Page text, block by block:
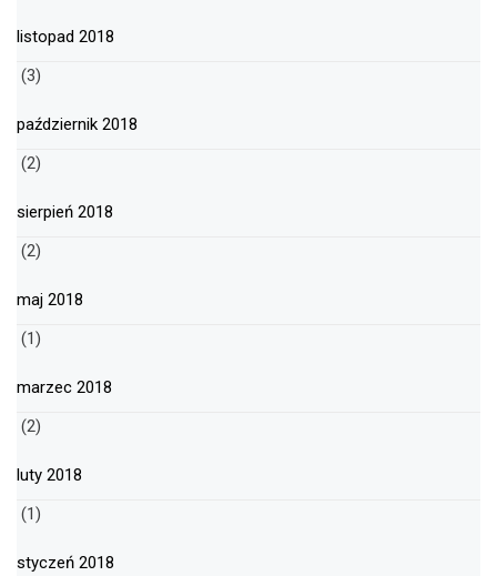
listopad 2018
(3)
październik 2018
(2)
sierpień 2018
(2)
maj 2018
(1)
marzec 2018
(2)
luty 2018
(1)
styczeń 2018